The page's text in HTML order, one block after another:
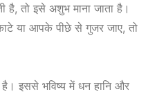
है, तो इसे अशुभ माना जाता है।
या आपके पीछे से गुजर जाए, तो
इससे भविष्य में धन हानि और